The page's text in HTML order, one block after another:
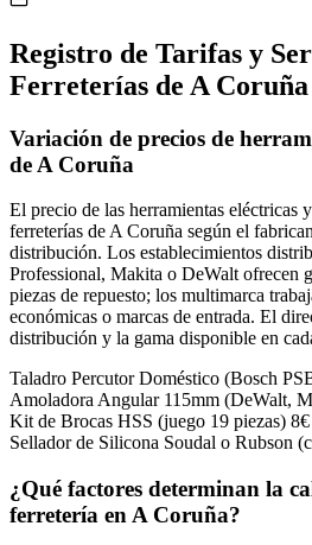
Registro de Tarifas y
Ferreterías de A Coruña
Variación de precios de
de A Coruña
El precio de las herramientas eléctricas
ferreterías de A Coruña según el
distribución. Los establecimientos
Professional, Makita o DeWalt ofrecen
piezas de repuesto; los multimarca
económicas o marcas de entrada. El
distribución y la gama disponible en
Taladro Percutor Doméstico (Bosch
Amoladora Angular 115mm (DeWalt,
Kit de Brocas HSS (juego 19 piezas)
Sellador de Silicona Soudal o Rubson
¿Qué factores determinan la
ferretería en A Coruña?